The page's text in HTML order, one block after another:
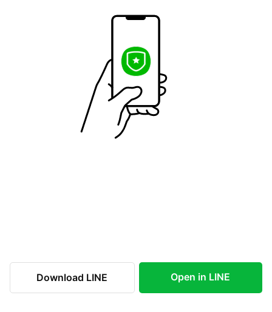
Download LINE Open in LINE